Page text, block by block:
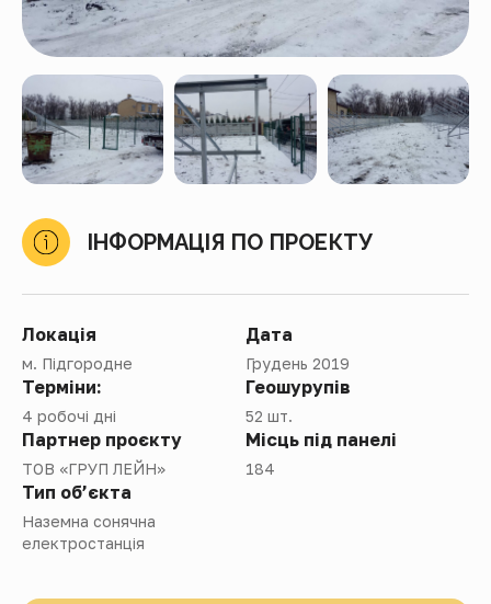
ІНФОРМАЦІЯ ПО ПРОЕКТУ
Локація
м. Підгородне
Дата
Грудень 2019
Терміни:
4 робочі дні
Геошурупів
52 шт.
Партнер проєкту
ТОВ «ГРУП ЛЕЙН»
Місць під панелі
184
Тип об’єкта
Наземна сонячна
електростанція